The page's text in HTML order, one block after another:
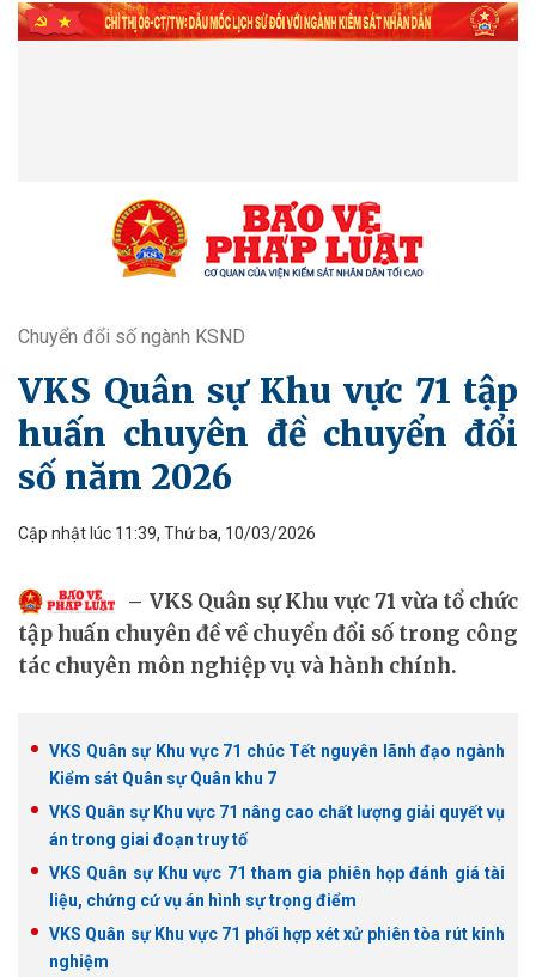
Chuyển đổi số ngành KSND
VKS Quân sự Khu vực 71 tập
huấn chuyên đề chuyển đổi
số năm 2026
Cập nhật lúc 11:39, Thứ ba, 10/03/2026
VKS Quân sự Khu vực 71 vừa tổ chức
tập huấn chuyên đề về chuyển đổi số trong công
tác chuyên môn nghiệp vụ và hành chính.
VKS Quân sự Khu vực 71 chúc Tết nguyên lãnh đạo ngành
Kiểm sát Quân sự Quân khu 7
VKS Quân sự Khu vực 71 nâng cao chất lượng giải quyết vụ
án trong giai đoạn truy tố
VKS Quân sự Khu vực 71 tham gia phiên họp đánh giá tài
liệu, chứng cứ vụ án hình sự trọng điểm
VKS Quân sự Khu vực 71 phối hợp xét xử phiên tòa rút kinh
nghiệm